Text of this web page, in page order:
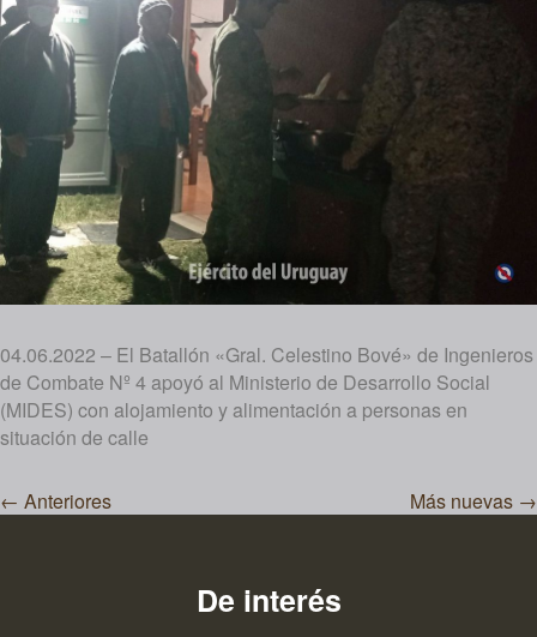
04.06.2022 – El Batallón «Gral. Celestino Bové» de Ingenieros
de Combate Nº 4 apoyó al Ministerio de Desarrollo Social
(MIDES) con alojamiento y alimentación a personas en
situación de calle
de
← Anteriores Más nuevas →
De interés